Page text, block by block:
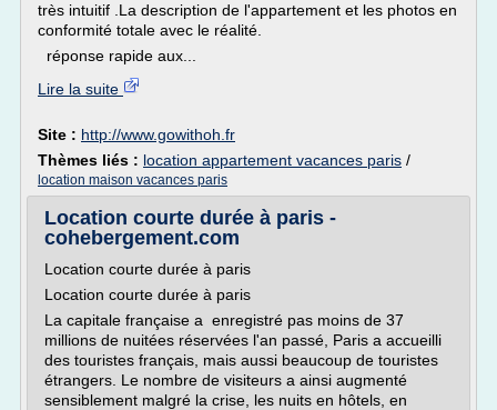
très intuitif .La description de l'appartement et les photos en
conformité totale avec le réalité.
réponse rapide aux...
Lire la suite
Site : http://www.gowithoh.fr
Thèmes liés : location appartement vacances paris /
location maison vacances paris
Location courte durée à paris -
cohebergement.com
Location courte durée à paris
Location courte durée à paris
La capitale française a enregistré pas moins de 37
millions de nuitées réservées l'an passé, Paris a accueilli
des touristes français, mais aussi beaucoup de touristes
étrangers. Le nombre de visiteurs a ainsi augmenté
sensiblement malgré la crise, les nuits en hôtels, en